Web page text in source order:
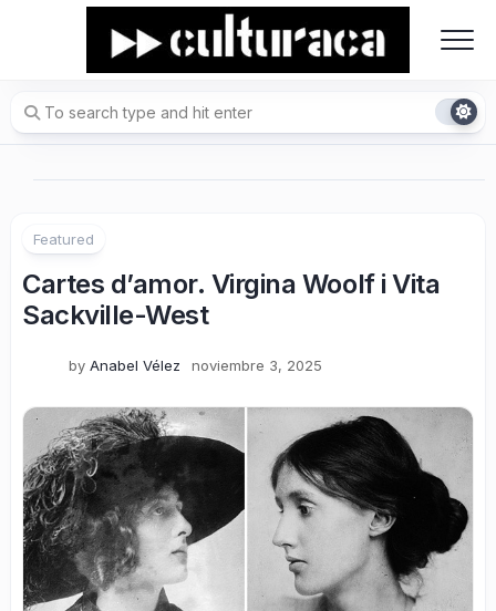
Featured
Cartes d’amor. Virgina Woolf i Vita
Sackville-West
by Anabel Vélez noviembre 3, 2025